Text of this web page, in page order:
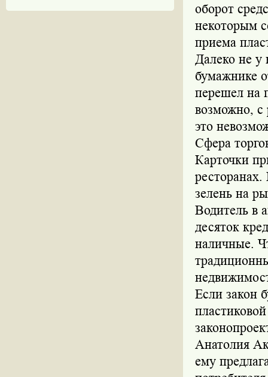
оборот
некоторым
приема
Далеко не у
бумажнике
перешел на
возможно, с
это
Сфера
Карточки
ресторанах.
зелень на
Водитель в
десяток
наличные.
Если закон
Анатолия
ему